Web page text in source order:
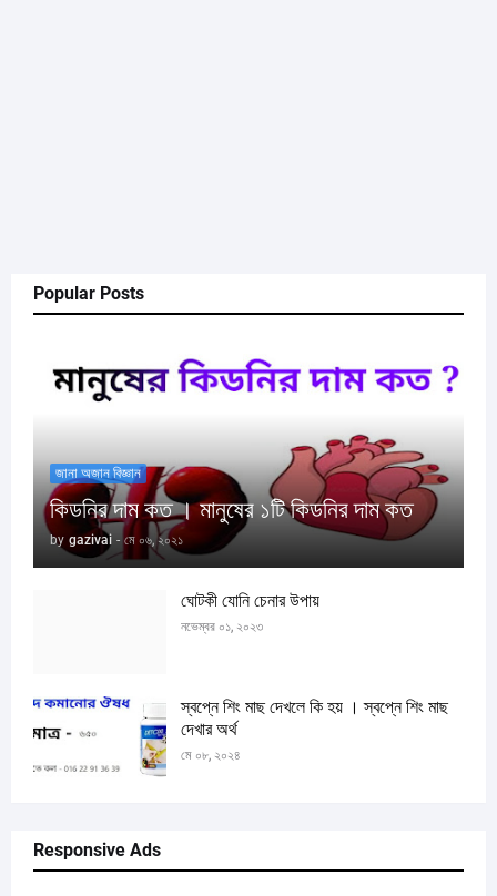
Popular Posts
জানা অজান বিজ্ঞান
কিডনির দাম কত । মানুষের ১টি কিডনির দাম কত
by gazivai - মে ০৬, ২০২১
ঘোটকী যোনি চেনার উপায়
নভেম্বর ০১, ২০২৩
স্বপ্নে শিং মাছ দেখলে কি হয় । স্বপ্নে শিং মাছ
দেখার অর্থ
মে ০৮, ২০২৪
Responsive Ads